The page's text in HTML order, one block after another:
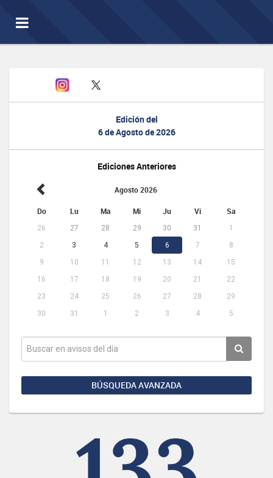
Toggle
navigation
Edición del
6 de Agosto de 2026
Ediciones Anteriores
Agosto 2026
Do Lu Ma Mi Ju Vi Sa
26 27 28 29 30 31
1
2
3 4 5 6 7
8
9
10 11 12 13 14
15
16
17 18 19 20 21
22
23
24 25 26 27 28
29
30
31 1 2 3 4 5
BÚSQUEDA AVANZADA